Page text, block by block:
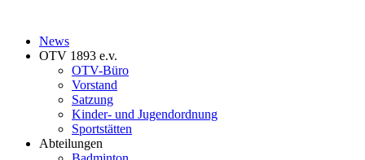
News
OTV 1893 e.v.
OTV-Büro
Vorstand
Satzung
Kinder- und Jugendordnung
Sportstätten
Abteilungen